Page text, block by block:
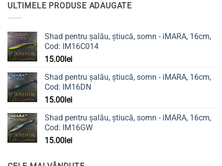
ULTIMELE PRODUSE ADAUGATE
Shad pentru șalău, știucă, somn - iMARA, 16cm,
Cod: IM16C014
15.00lei
Shad pentru șalău, știucă, somn - iMARA, 16cm,
Cod: IM16DN
15.00lei
Shad pentru șalău, știucă, somn - iMARA, 16cm,
Cod: IM16GW
15.00lei